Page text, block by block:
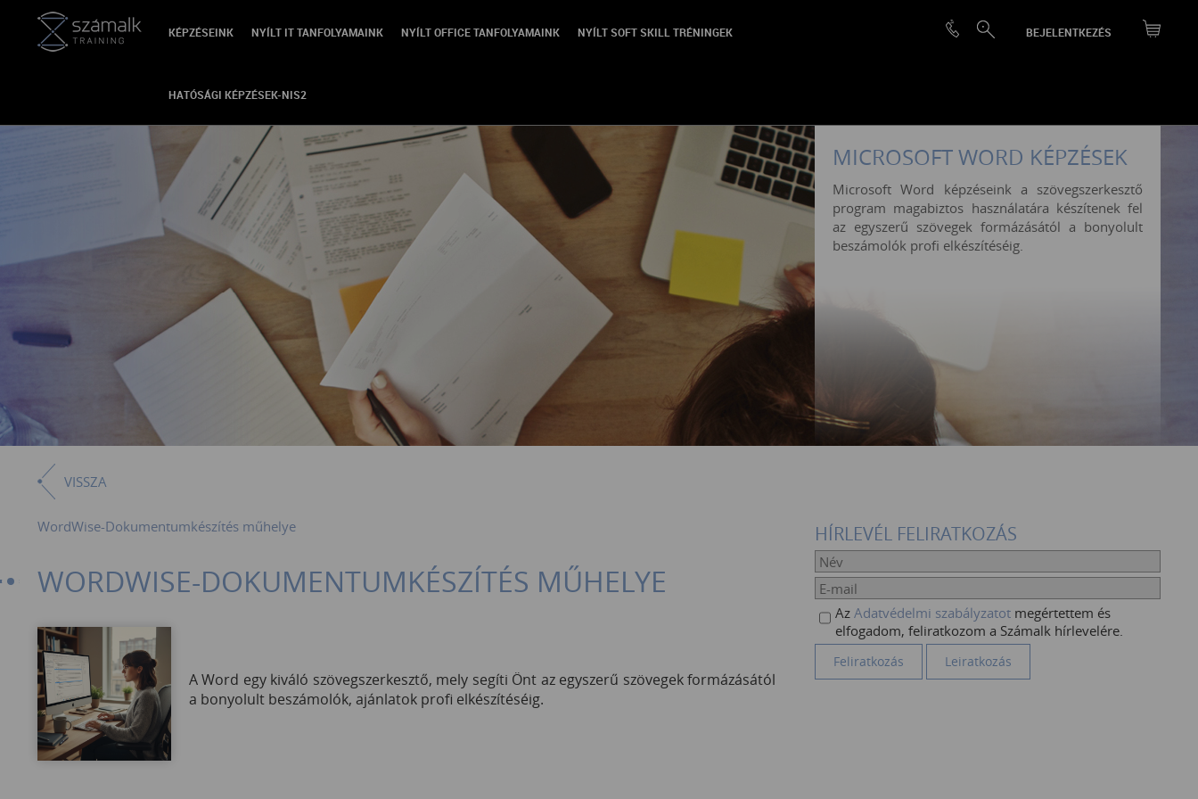
BEJELENTKEZÉS
KÉPZÉSEINK NYÍLT IT TANFOLYAMAINK NYÍLT OFFICE TANFOLYAMAINK NYÍLT SOFT SKILL TRÉNINGEK
HATÓSÁGI KÉPZÉSEK-NIS2
MICROSOFT WORD KÉPZÉSEK
Microsoft Word képzéseink a szövegszerkesztő
program magabiztos használatára készítenek fel
az egyszerű szövegek formázásától a bonyolult
beszámolók profi elkészítéséig.
VISSZA
WordWise-Dokumentumkészítés műhelye
WORDWISE-DOKUMENTUMKÉSZÍTÉS MŰHELYE
A Word egy kiváló szövegszerkesztő, mely segíti Önt az egyszerű szövegek formázásától
a bonyolult beszámolók, ajánlatok profi elkészítéséig.
HÍRLEVÉL FELIRATKOZÁS
Az Adatvédelmi szabályzatot megértettem és
elfogadom, feliratkozom a Számalk hírlevelére.